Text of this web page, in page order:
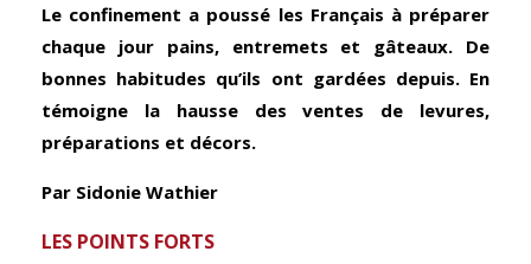
Le confinement a poussé les Français à préparer
chaque jour pains, entremets et gâteaux. De
bonnes habitudes qu’ils ont gardées depuis. En
témoigne la hausse des ventes de levures,
préparations et décors.
Par Sidonie Wathier
LES POINTS FORTS